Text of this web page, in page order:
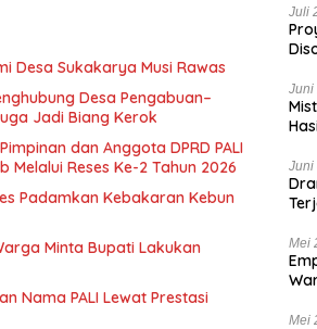
Desa Sukakarya Musi Rawas
Desa Pengabuan–
Jadi Biang Kerok
dan Anggota DPRD PALI
Reses Ke-2 Tahun 2026
Padamkan Kebakaran Kebun
Minta Bupati Lakukan
Nama PALI Lewat Prestasi
Juli
Juni
Juni
Mei
Mei